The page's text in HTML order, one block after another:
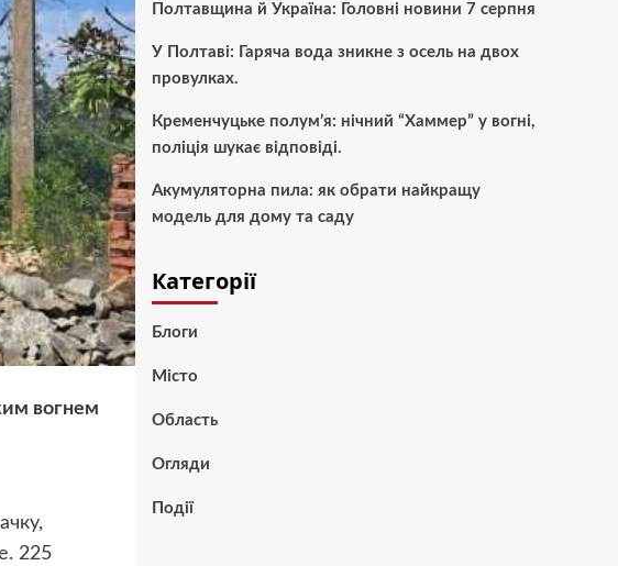
вогнем
225
Полтавщина й Україна: Головні новини 7 серпня
У Полтаві: Гаряча вода зникне з осель на двох
провулках.
Кременчуцьке полум’я: нічний “Хаммер” у вогні,
поліція шукає відповіді.
Акумуляторна пила: як обрати найкращу
модель для дому та саду
Категорії
Блоги
Місто
Область
Огляди
Події